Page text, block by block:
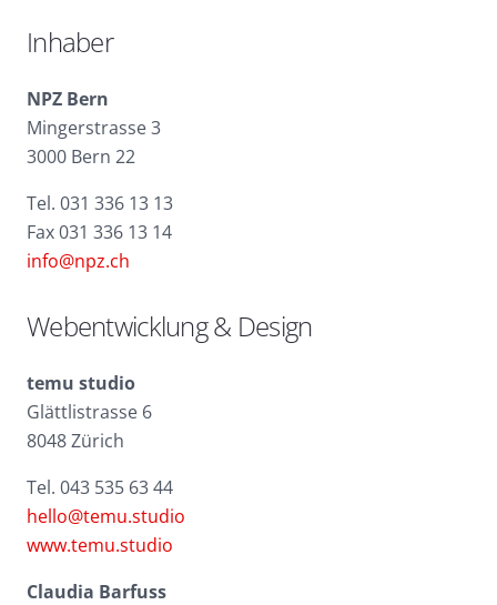
Inhaber
NPZ Bern
Mingerstrasse 3
3000 Bern 22
Tel. 031 336 13 13
Fax 031 336 13 14
info@npz.ch
Webentwicklung & Design
temu studio
Glättlistrasse 6
8048 Zürich
Tel. 043 535 63 44
hello@temu.studio
www.temu.studio
Claudia Barfuss